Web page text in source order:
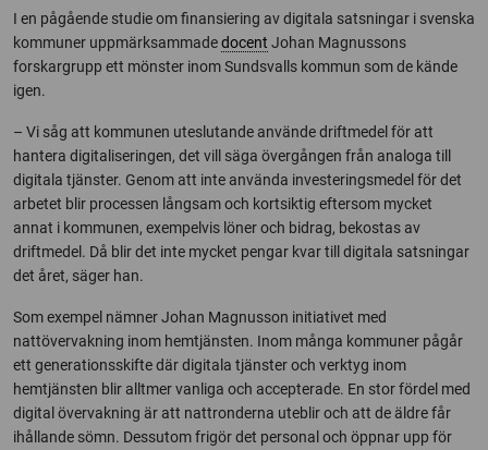
I en pågående studie om finansiering av digitala satsningar i svenska
kommuner uppmärksammadedocent Johan Magnussons
forskargrupp ett mönster inom Sundsvalls kommun som de kände
igen.
– Vi såg att kommunen uteslutande använde driftmedel för att
hantera digitaliseringen, det vill säga övergången från analoga till
digitala tjänster. Genom att inte använda investeringsmedel för det
arbetet blir processen långsam och kortsiktig eftersom mycket
annat i kommunen, exempelvis löner och bidrag, bekostas av
driftmedel. Då blir det inte mycket pengar kvar till digitala satsningar
det året, säger han.
Som exempel nämner Johan Magnusson initiativet med
nattövervakning inom hemtjänsten. Inom många kommuner pågår
ett generationsskifte där digitala tjänster och verktyg inom
hemtjänsten blir alltmer vanliga och accepterade. En stor fördel med
digital övervakning är att nattronderna uteblir och att de äldre får
ihållande sömn. Dessutom frigör det personal och öppnar upp för